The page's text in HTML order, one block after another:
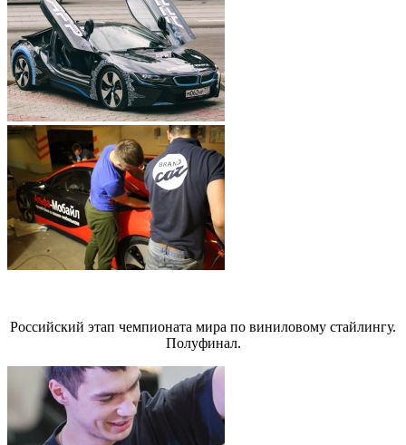
Российский этап чемпионата мира по виниловому стайлингу.
Полуфинал.